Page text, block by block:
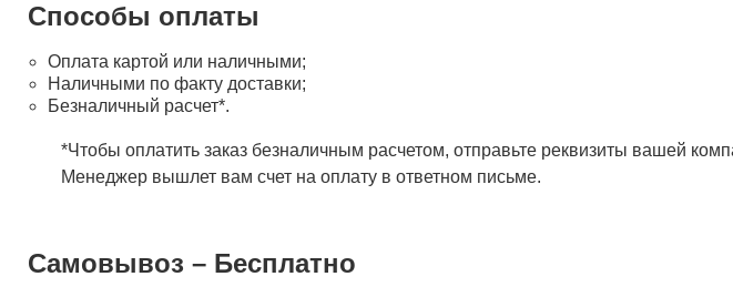
Способы оплаты
Оплата картой или наличными;
Наличными по факту доставки;
Безналичный расчет*.
*Чтобы оплатить заказ безналичным расчетом, отправьте реквизиты вашей
Менеджер вышлет вам счет на оплату в ответном письме.
Самовывоз – Бесплатно